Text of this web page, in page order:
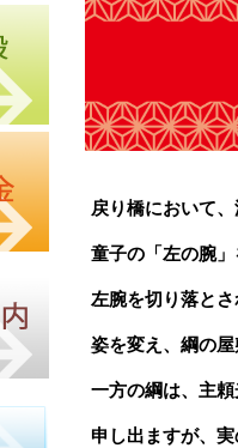
戻り橋において
童子の「左の腕
左腕を切り落と
姿を変え、綱の
一方の綱は、主
申し出ますが、 実